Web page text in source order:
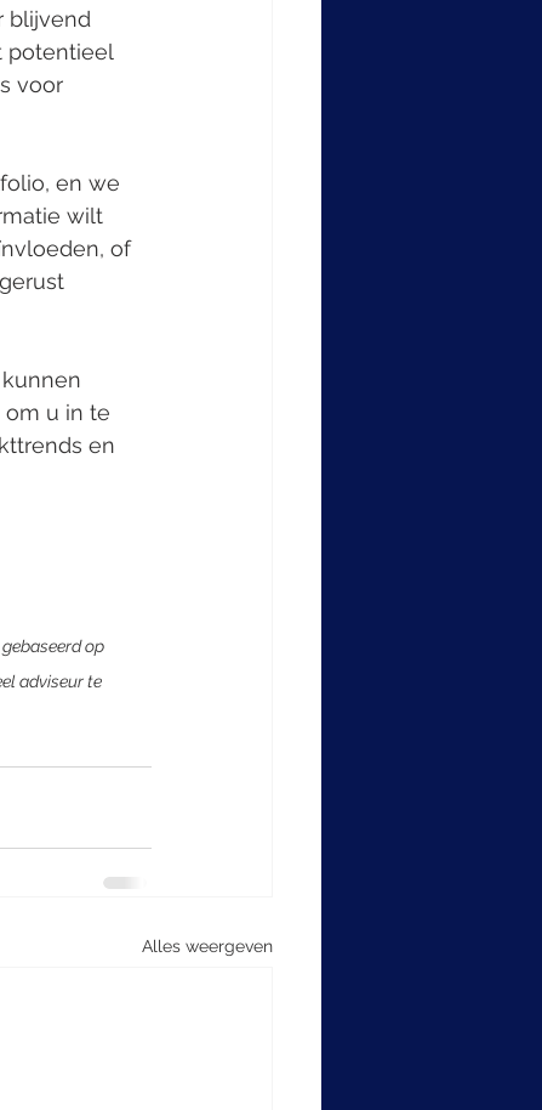
blijvend
potentieel
voor
en we
wilt
of
om u in te
en
op
adviseur te
Alles weergeven